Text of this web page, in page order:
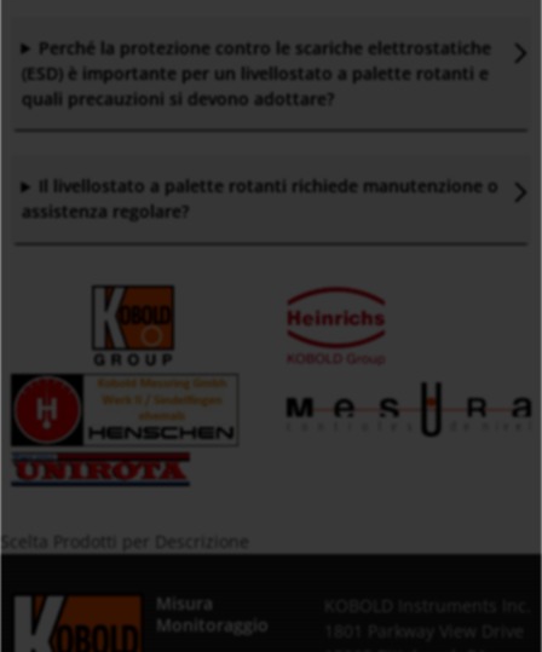
Perché la protezione contro le scariche elettrostatiche
(ESD) è importante per un livellostato a palette rotanti e
quali precauzioni si devono adottare?
Il livellostato a palette rotanti richiede manutenzione o
assistenza regolare ?
Misura
Monitoraggio